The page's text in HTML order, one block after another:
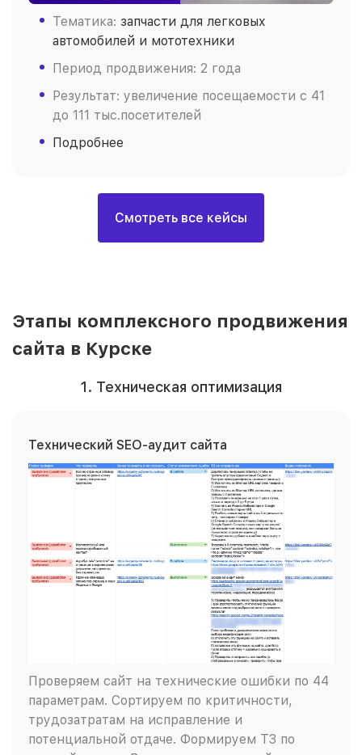
Тематика: запчасти для легковых
автомобилей и мототехники
Период продвижения: 2 года
Результат: увеличение посещаемости с 41
до 111 тыс.посетителей
Подробнее
Смотреть все кейсы
Этапы комплексного продвижения
сайта в Курске
1. Техническая оптимизация
Технический SEO-аудит сайта
Проверяем сайт на технические ошибки по 44
параметрам. Сортируем по критичности,
трудозатратам на исправление и
потенциальной отдаче. Формируем ТЗ по